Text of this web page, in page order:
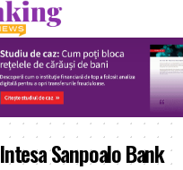
Intesa Sanpoalo Bank